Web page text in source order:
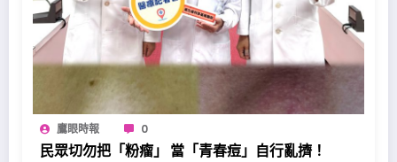
鷹眼時報 0
民眾切勿把「粉瘤」 當「青春痘」自行亂擠！